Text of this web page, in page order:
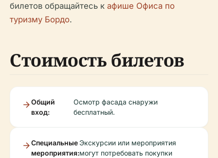
билетов обращайтесь к афише Офиса по
туризму Бордо.
Стоимость билетов
Общий
вход:
Осмотр фасада снаружи
бесплатный.
Специальные
мероприятия:
Экскурсии или мероприятия
могут потребовать покупки